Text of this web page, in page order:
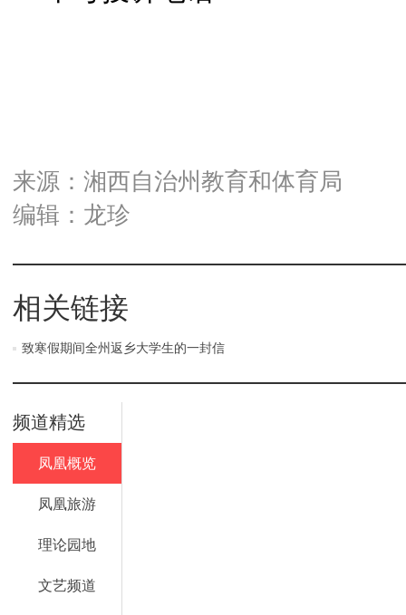
来源：湘西自治州教育和体育局
编辑：龙珍
相关链接
致寒假期间全州返乡大学生的一封信
频道精选
凤凰概览
凤凰旅游
理论园地
文艺频道